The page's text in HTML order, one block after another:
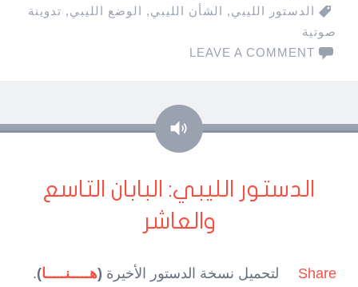
الدستور الليبي, الشأن الليبي, الوضع الليبي, تدوينة
صوتية
LEAVE A COMMENT
صوت
الدستور الليبي: البابان التاسع
والعاشر
Share لتحميل نسخة الدستور الأخيرة (هـــــنـــــا)
.